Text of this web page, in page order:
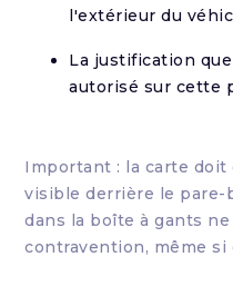
l'extérieur du
La justification
autorisé sur cette
Important : la carte doit
visible derrière le pare-
dans la boîte à gants
contravention, même si